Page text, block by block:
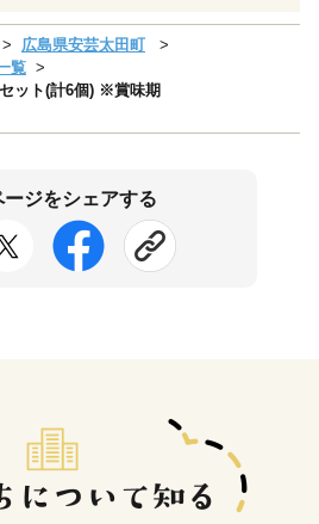
広島県安芸太田町
覧
ット(計6個) ※賞味期
ージをシェアする